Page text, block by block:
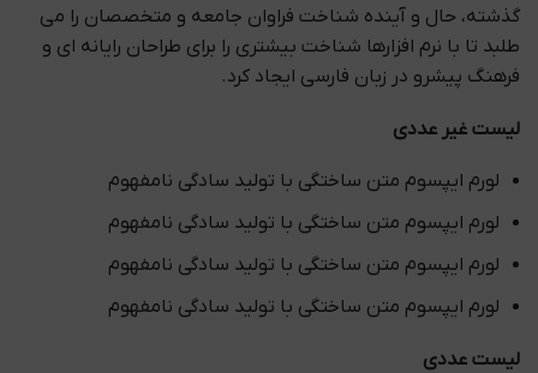
گذشته، حال و آینده شناخت فراوان جامعه و متخصصان را می
طلبد تا با نرم افزارها شناخت بیشتری را برای طراحان رایانه ای و
فرهنگ پیشرو در زبان فارسی ایجاد کرد.
لیست غیر عددی
لورم ایپسوم متن ساختگی با تولید سادگی نامفهوم
لورم ایپسوم متن ساختگی با تولید سادگی نامفهوم
لورم ایپسوم متن ساختگی با تولید سادگی نامفهوم
لورم ایپسوم متن ساختگی با تولید سادگی نامفهوم
لیست عددی